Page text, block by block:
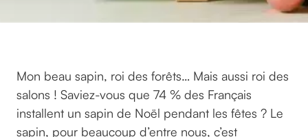
Mon beau sapin, roi des forêts… Mais aussi roi des
salons ! Saviez-vous que 74 % des Français
installent un sapin de Noël pendant les fêtes ? Le
sapin, pour beaucoup d’entre nous, c’est